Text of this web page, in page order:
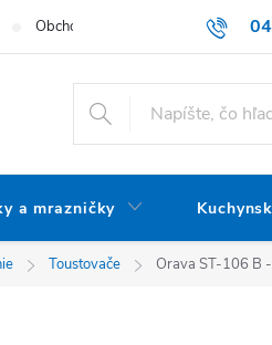
Obchodné podmienky
a mrazničky
Toustovače Orava ST-106 B